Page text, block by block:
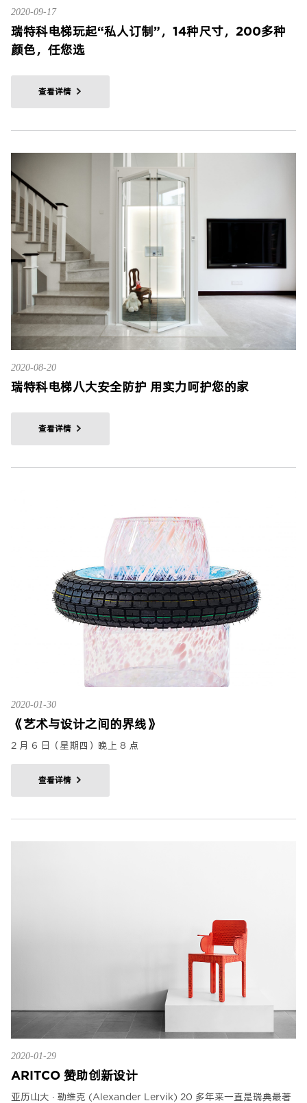
2020-09-17
瑞特科电梯玩起“私人订制”，14种尺寸，200多种
颜色，任您选
查看详情
2020-08-20
瑞特科电梯八大安全防护 用实力呵护您的家
查看详情
2020-01-30
《艺术与设计之间的界线》
2 月 6 日（星期四）晚上 8 点
查看详情
2020-01-29
ARITCO 赞助创新设计
亚历山大 · 勒维克 (Alexander Lervik) 20 多年来一直是瑞典最著